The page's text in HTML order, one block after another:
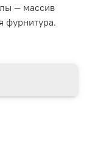
— массив
фурнитура.